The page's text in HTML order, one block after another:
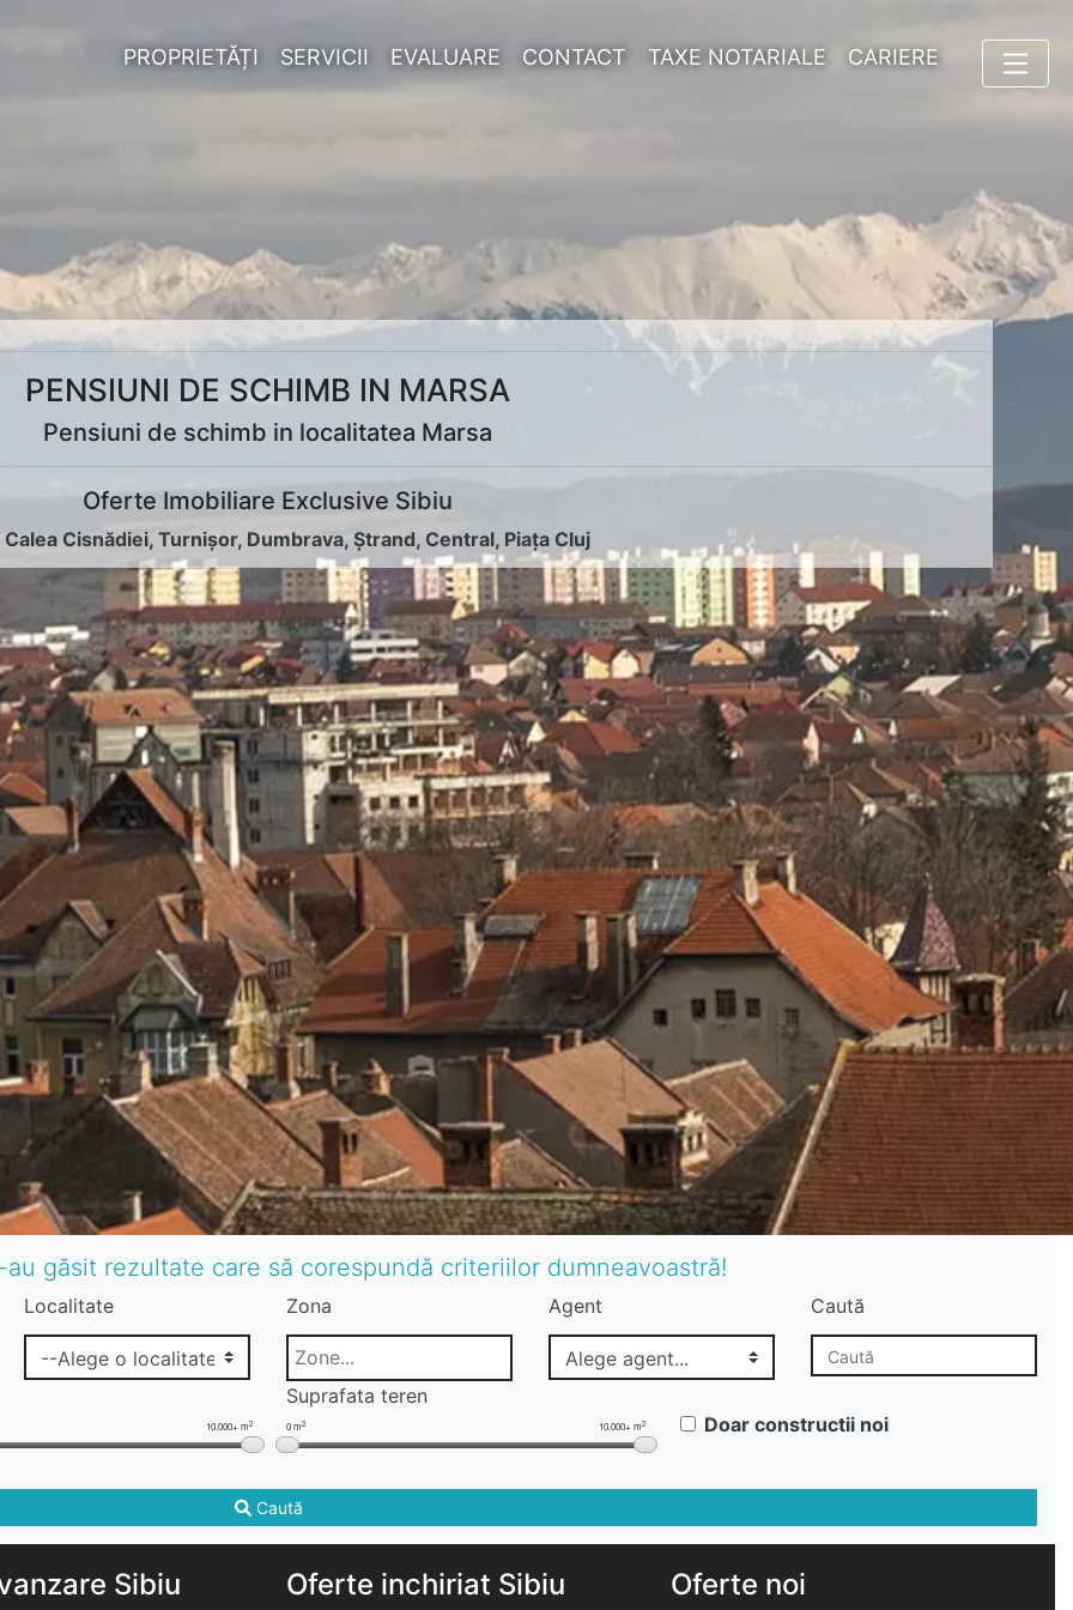
PROPRIETĂȚI SERVICII EVALUARE CONTACT TAXE NOTARIALE CARIERE
PENSIUNI DE SCHIMB IN MARSA
Pensiuni de schimb in localitatea Marsa
Oferte Imobiliare Exclusive Sibiu
Calea Cisnădiei,Turnișor, Dumbrava,Ștrand,Central, Piața Cluj
găsit rezultate care să corespundă criteriilor dumneavoastră!
Localitate Zona Agent Caută
10.000+ m2
Suprafata teren
0 m2 10.000+ m2 Doar constructii noi
Caută
Sibiu Oferte inchiriat Sibiu Oferte noi